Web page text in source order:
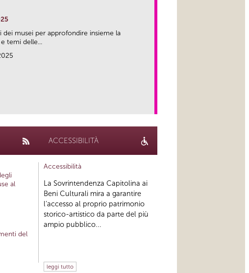
musei per approfondire insieme la
temi delle...
al
del
ACCESSIBILITÀ
Accessibilità
La Sovrintendenza Capitolina ai
Beni Culturali mira a garantire
l’accesso al proprio patrimonio
storico-artistico da parte del più
ampio pubblico...
leggi tutto